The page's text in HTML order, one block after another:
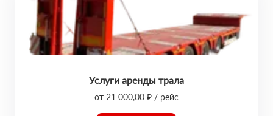
Услуги аренды трала
от 21 000,00 ₽ / рейс